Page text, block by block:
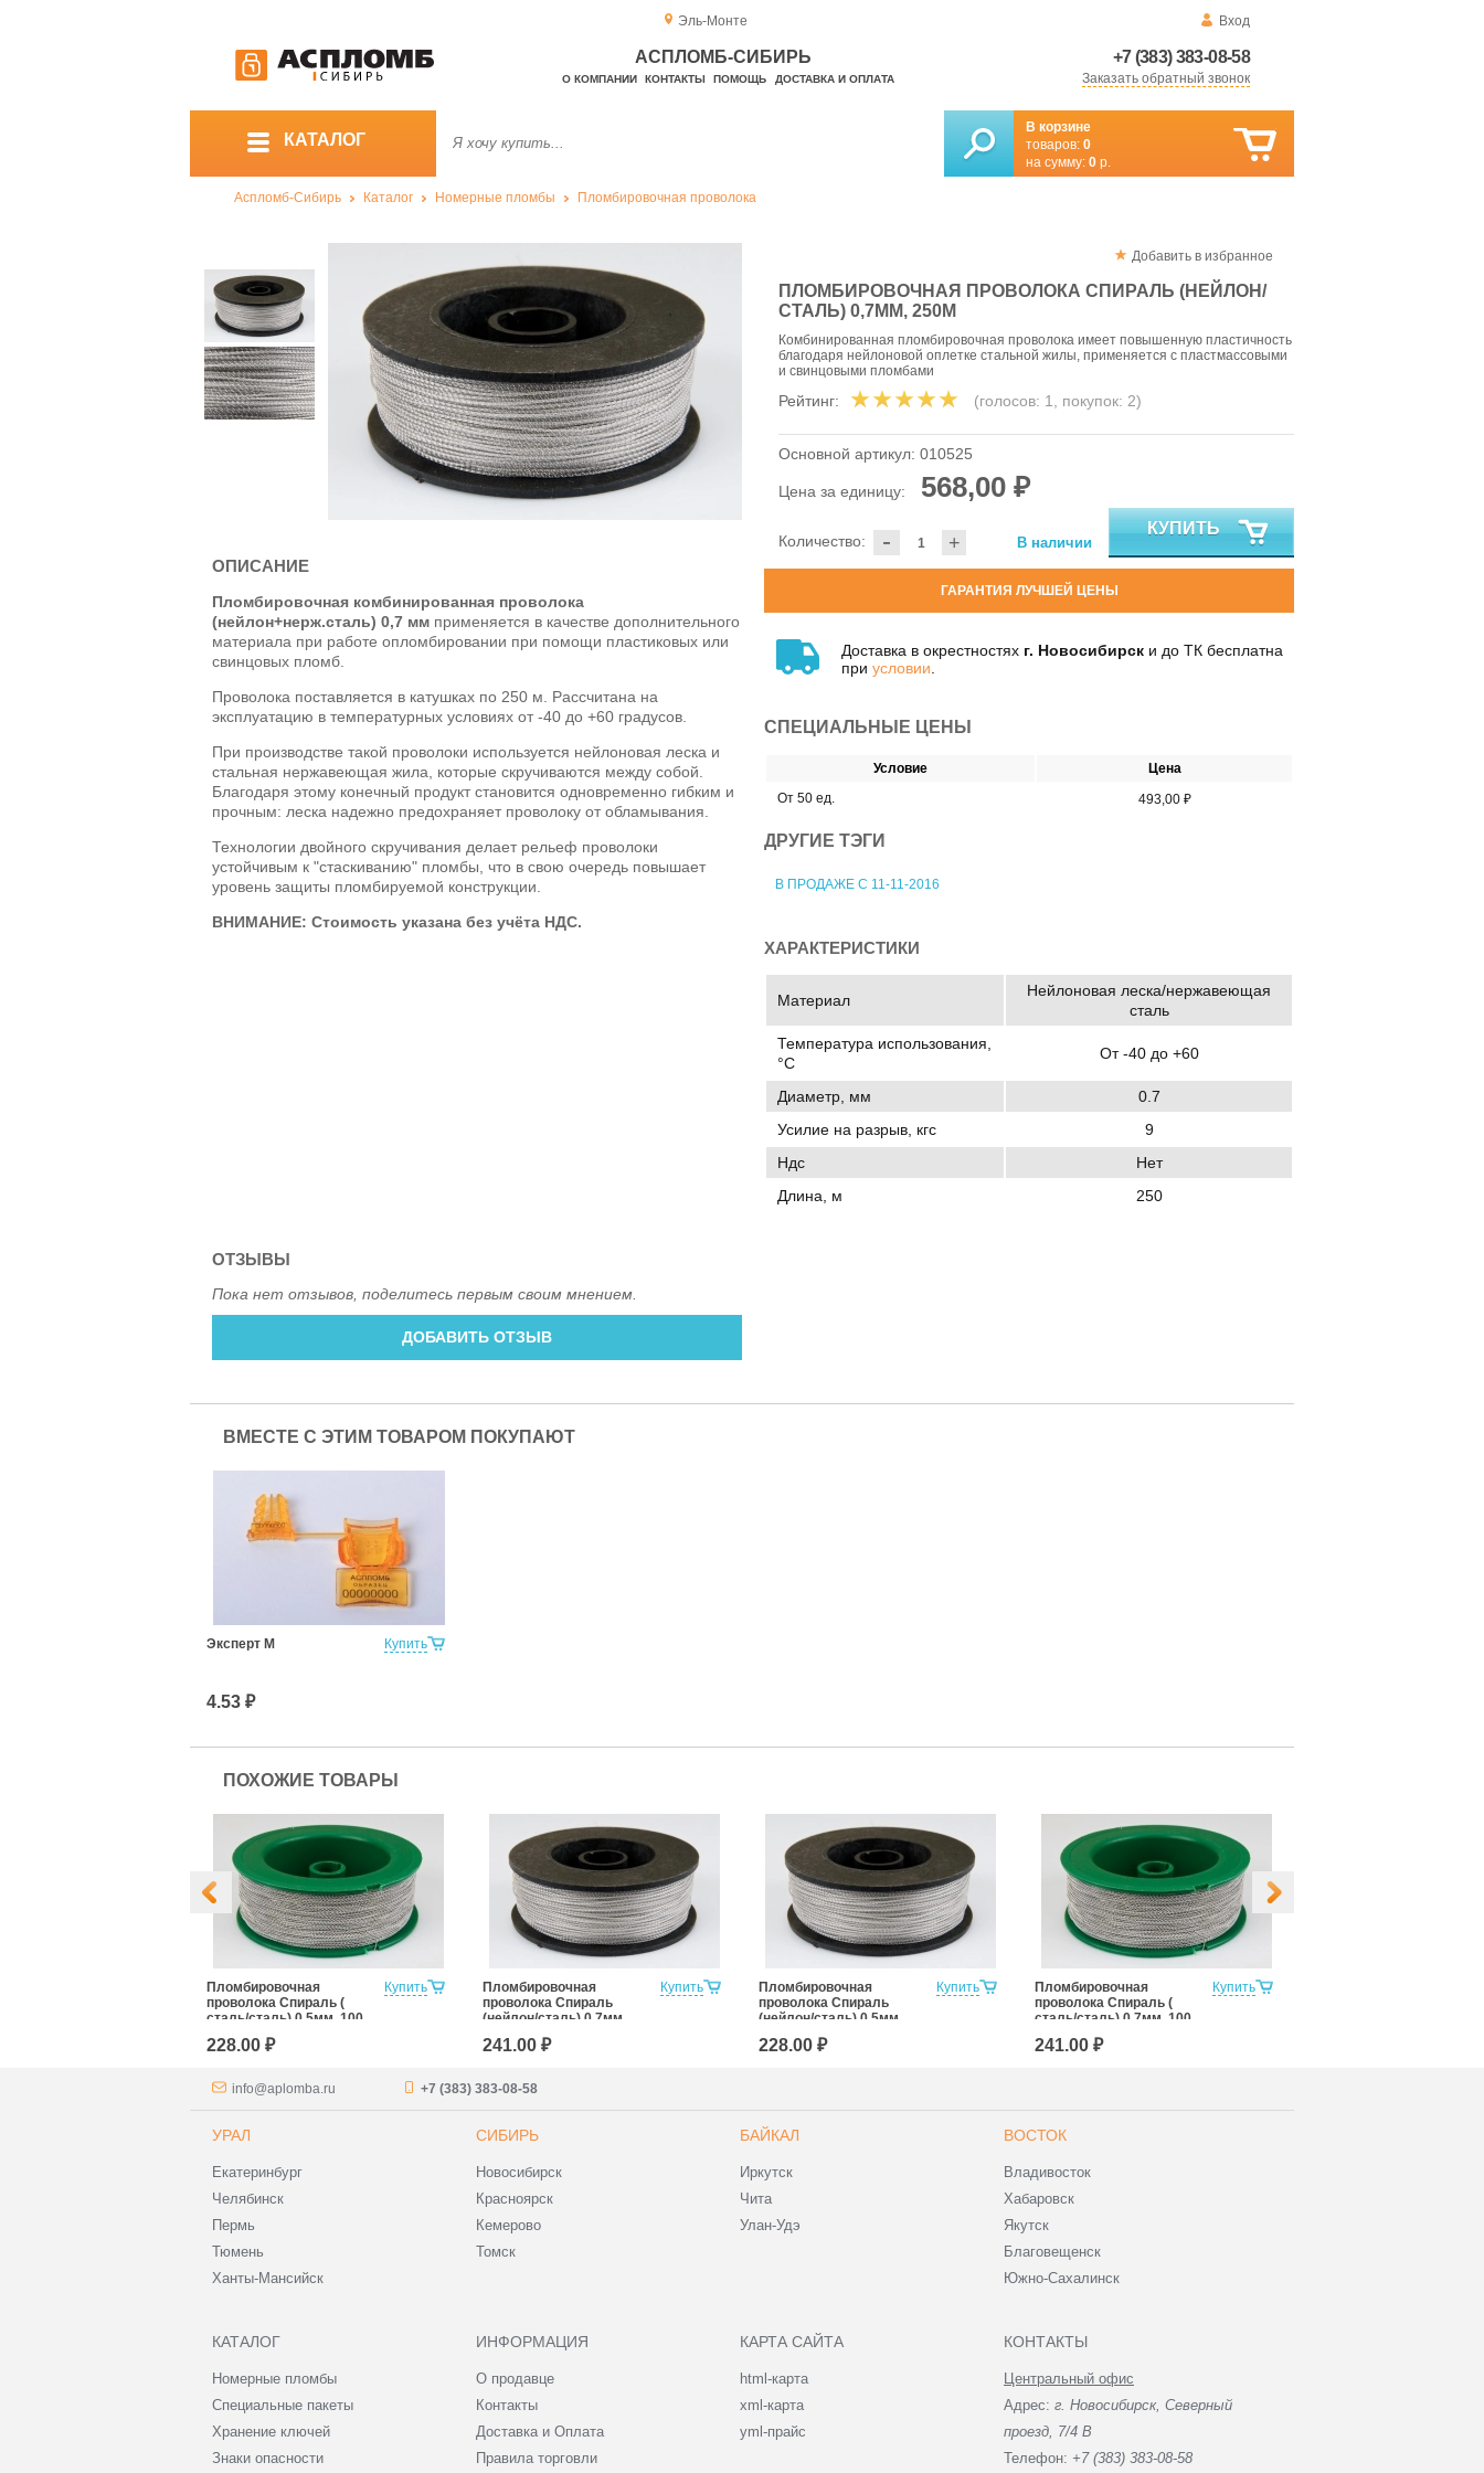
Эль-Монте Вход
+7 (383) 383-08-58
Заказать обратный звонок
АСПЛОМБ-СИБИРЬ
О КОМПАНИИ КОНТАКТЫ ПОМОЩЬ ДОСТАВКА И ОПЛАТА
КАТАЛОГ
В корзине
товаров: 0
на сумму: 0 р.
Аспломб-Сибирь Каталог Номерные пломбы Пломбировочная проволока
Добавить в избранное
ПЛОМБИРОВОЧНАЯ ПРОВОЛОКА СПИРАЛЬ (НЕЙЛОН/
СТАЛЬ) 0,7ММ, 250М
Комбинированная пломбировочная проволока имеет повышенную пластичность
благодаря нейлоновой оплетке стальной жилы, применяется с пластмассовыми
и свинцовыми пломбами
Рейтинг: (голосов: 1, покупок: 2)
Основной артикул: 010525
Цена за единицу: 568,00 ₽
- +
Количество: В наличии
КУПИТЬ
ГАРАНТИЯ ЛУЧШЕЙ ЦЕНЫ
Доставка в окрестностях г. Новосибирск и до ТК бесплатна
при условии
СПЕЦИАЛЬНЫЕ ЦЕНЫ
Условие
Цена
От 50 ед.
493,00 ₽
ДРУГИЕ ТЭГИ
В ПРОДАЖЕ С 11-11-2016
ОПИСАНИЕ
Пломбировочная комбинированная проволока
(нейлон+нерж.сталь) 0,7 мм применяется в качестве дополнительного
материала при работе опломбировании при помощи пластиковых или
свинцовых пломб.
Проволока поставляется в катушках по 250 м. Рассчитана на
эксплуатацию в температурных условиях от -40 до +60 градусов.
При производстве такой проволоки используется нейлоновая леска и
стальная нержавеющая жила, которые скручиваются между собой.
Благодаря этому конечный продукт становится одновременно гибким и
прочным: леска надежно предохраняет проволоку от обламывания.
Технологии двойного скручивания делает рельеф проволоки
устойчивым к "стаскиванию" пломбы, что в свою очередь повышает
уровень защиты пломбируемой конструкции.
ВНИМАНИЕ: Стоимость указана без учёта НДС.
ХАРАКТЕРИСТИКИ
Материал
Нейлоновая леска/нержавеющая
сталь
Температура использования,
°C
От -40 до +60
Диаметр, мм
0.7
Усилие на разрыв, кгс
9
Ндс
Нет
Длина, м
250
ОТЗЫВЫ
Пока нет отзывов, поделитесь первым своим мнением.
ДОБАВИТЬ ОТЗЫВ
ВМЕСТЕ С ЭТИМ ТОВАРОМ ПОКУПАЮТ
Купить
Эксперт М
4.53 ₽
ПОХОЖИЕ ТОВАРЫ
Купить
Пломбировочная
проволока Спираль (
сталь/сталь) 0,5мм, 100
228.00 ₽
Купить
Пломбировочная
проволока Спираль
(нейлон/сталь) 0,7мм,
241.00 ₽
Купить
Пломбировочная
проволока Спираль
(нейлон/сталь) 0,5мм,
228.00 ₽
Купить
Пломбировочная
проволока Спираль (
сталь/сталь) 0,7мм, 100
241.00 ₽
info@aplomba.ru +7 (383) 383-08-58
УРАЛ
Екатеринбург
Челябинск
Пермь
Тюмень
Ханты-Мансийск
СИБИРЬ
Новосибирск
Красноярск
Кемерово
Томск
БАЙКАЛ
Иркутск
Чита
Улан-Удэ
ВОСТОК
Владивосток
Хабаровск
Якутск
Благовещенск
Южно-Сахалинск
КАТАЛОГ
Номерные пломбы
Специальные пакеты
Хранение ключей
Знаки опасности
ИНФОРМАЦИЯ
О продавце
Контакты
Доставка и Оплата
Правила торговли
КАРТА САЙТА
html-карта
xml-карта
yml-прайс
КОНТАКТЫ
Центральный офис
Адрес: г. Новосибирск, Северный
проезд, 7/4 В
Телефон: +7 (383) 383-08-58